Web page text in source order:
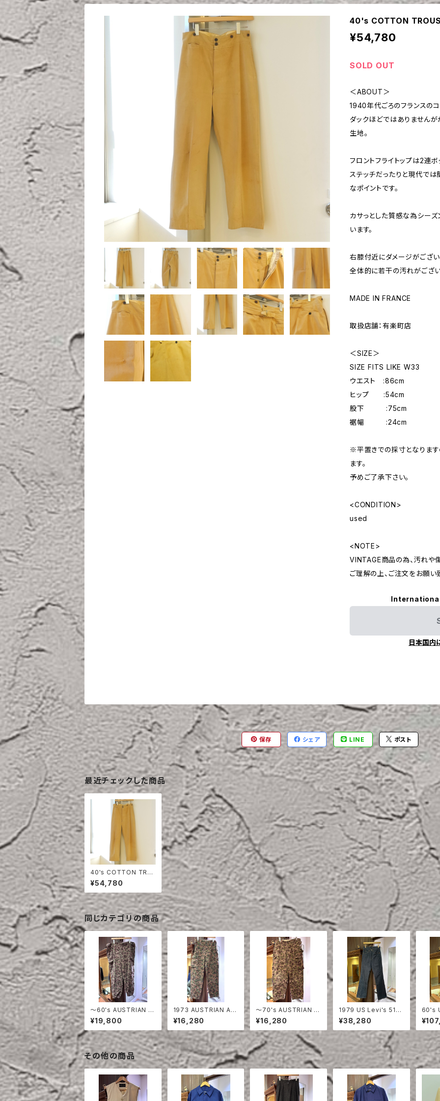
40's COTTON
¥54,780
SOLD OUT
＜ABOUT＞
1940年代ごろのフランスのコ
ダックほどではありません
生地。
フロントフライトップは2連
ステッチだったりと現代で
なポイントです。
カサっとした質感な為シー
います。
右膝付近にダメージがござい
全体的に若干の汚れがござい
MADE IN FRANCE
取扱店舗：有楽町店
＜SIZE＞
SIZE FITS LIKE W33
ウエスト :86cm
ヒップ :54cm
股下 :75cm
裾幅 :24cm
※平置きでの採寸となりま
ます。
予めご了承下さい。
<CONDITION>
used
<NOTE>
VINTAGE商品の為、汚れや
ご理解の上、ご注文をお願い
日本国内
保存 シェア LINE ポスト
最近チェックした商品
40's COTTON TRO
USERS
¥54,780
同じカテゴリの商品
〜60's AUSTRIAN A
RMY PEA DOT CAM
O FIERD PANTS
¥19,800
1973 AUSTRIAN AR
MY PEA DOT CAMO
FIERD PANTS
¥16,280
〜70's AUSTRIAN A
RMY PEA DOT CAM
O FIERD PANTS
¥16,280
1979 US Levi's 517
DENIM PANTS DEAD
STOCK
¥38,280
60's
その他の商品